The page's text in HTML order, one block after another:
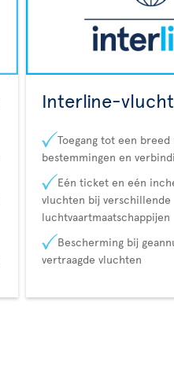
Interline-
Toegang tot een breed
bestemmingen en
Eén ticket en eén
vluchten bij verschillende
luchtvaartmaatschappijen
Bescherming bij
vertraagde vluchten